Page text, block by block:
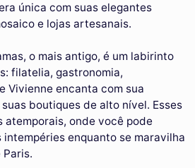
única com suas elegantes
e lojas artesanais.
o mais antigo, é um labirinto
filatelia, gastronomia,
Vivienne encanta com sua
boutiques de alto nível. Esses
atemporais, onde você pode
enquanto se maravilha